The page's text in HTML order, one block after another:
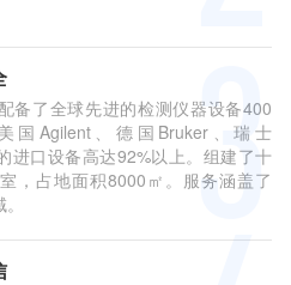
备了全球先进的检测仪器设备400
国Agilent、德国Bruker、瑞士
进口设备高达92%以上。组建了十
，占地面积8000㎡。服务涵盖了